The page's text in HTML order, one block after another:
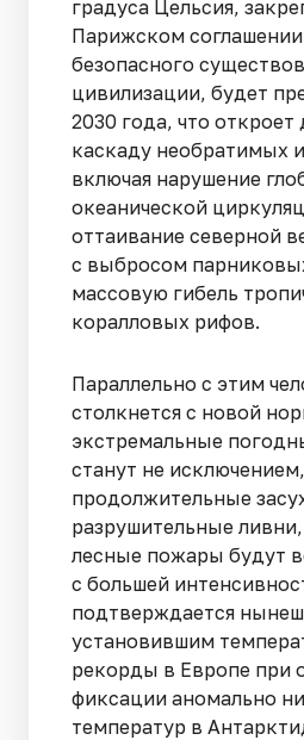
градуса Цельсия,
Парижском
безопасного
цивилизации, будет
2030 года, что откроет
каскаду необратимых
включая нарушение
океанической
оттаивание северной
с выбросом
массовую гибель
коралловых рифов.
Параллельно с этим
столкнется с новой
экстремальные
станут не
продолжительные
разрушительные
лесные пожары будут
с большей
подтверждается
установившим
рекорды в Европе при
фиксации аномально
температур в